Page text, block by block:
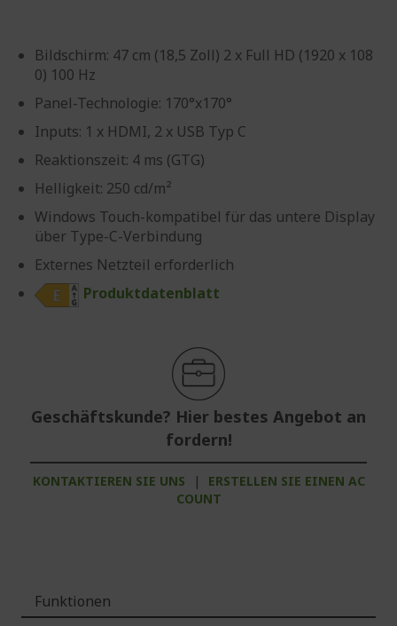
Bildschirm: 47 cm (18,5 Zoll) 2 x Full HD (1920 x 108
0) 100 Hz
Panel-Technologie: 170°x170°
Inputs: 1 x HDMI, 2 x USB Typ C
Reaktionszeit: 4 ms (GTG)
Helligkeit: 250 cd/m²
Windows Touch-kompatibel für das untere Display
über Type-C-Verbindung
Externes Netzteil erforderlich
Produktdatenblatt
Geschäftskunde? Hier bestes Angebot an
fordern!
KONTAKTIEREN SIE UNS |
ERSTELLEN SIE EINEN AC
COUNT
Funktionen